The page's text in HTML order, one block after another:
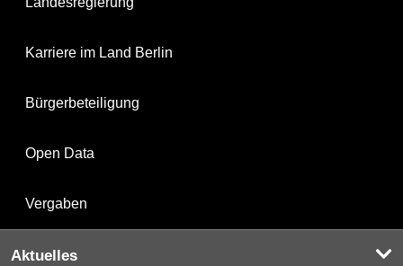
Karriere im Land Berlin
Bürgerbeteiligung
Open Data
Vergaben
Aktuelles